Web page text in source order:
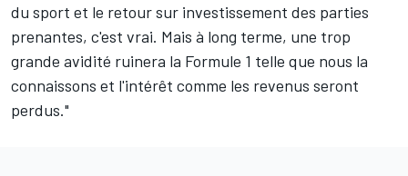
du sport et le retour sur investissement des parties
prenantes, c'est vrai. Mais à long terme, une trop
grande avidité ruinera la Formule 1 telle que nous la
connaissons et l'intérêt comme les revenus seront
perdus."